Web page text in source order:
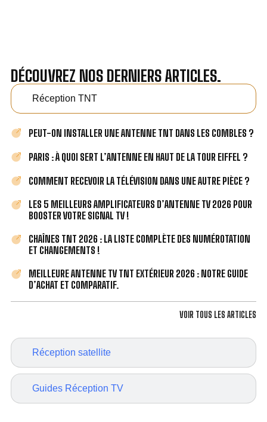
DÉCOUVREZ NOS DERNIERS ARTICLES.
Réception TNT
Réception satellite
Guides Réception TV
PEUT-ON INSTALLER UNE ANTENNE TNT DANS LES COMBLES ?
PARIS : À QUOI SERT L’ANTENNE EN HAUT DE LA TOUR EIFFEL ?
COMMENT RECEVOIR LA TÉLÉVISION DANS UNE AUTRE PIÈCE ?
LES 5 MEILLEURS AMPLIFICATEURS D’ANTENNE TV 2026 POUR
BOOSTER VOTRE SIGNAL TV !
CHAÎNES TNT 2026 : LA LISTE COMPLÈTE DES NUMÉROTATION
ET CHANGEMENTS !
MEILLEURE ANTENNE TV TNT EXTÉRIEUR 2026 : NOTRE GUIDE
D’ACHAT ET COMPARATIF.
VOIR TOUS LES ARTICLES